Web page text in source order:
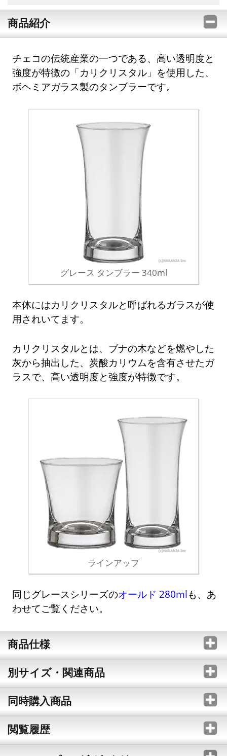
商品紹介
チェコの伝統産業の一つである、高い透明度と
強度が特徴の「カリクリスタル」を使用した、
ボヘミアガラス製のタンブラーです。
グレース タンブラー 340ml
本体にはカリクリスタルと呼ばれるガラスが使
用されいてます。
カリクリスタルとは、ブナの木などを燃やした
灰から抽出した、炭酸カリウムを含有させたガ
ラスで、高い透明度と強度が特徴です。
ラインアップ
同じグレースシリーズのオールド 280mlも、あ
わせてご覧ください。
商品仕様
別サイズ・関連商品
同時購入商品
閲覧履歴